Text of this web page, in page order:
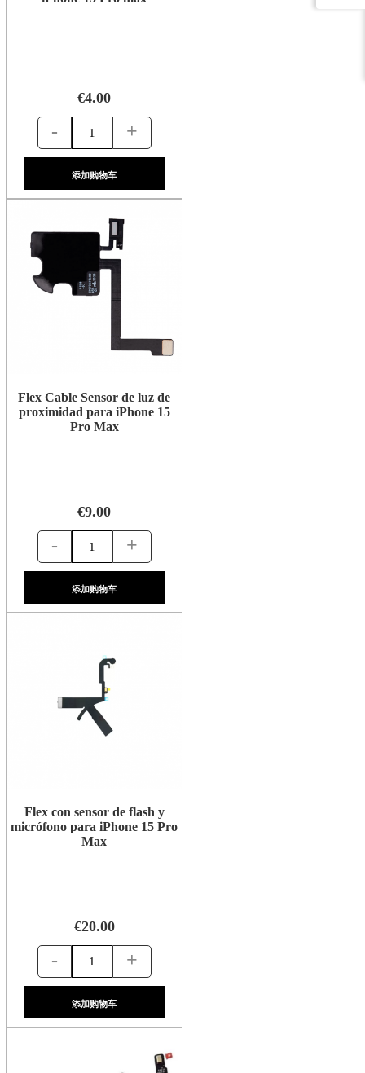
€4.00
- +
添加购物车
Flex Cable Sensor de luz de
proximidad para iPhone 15
Pro Max
€9.00
- +
添加购物车
Flex con sensor de flash y
micrófono para iPhone 15 Pro
Max
€20.00
- +
添加购物车